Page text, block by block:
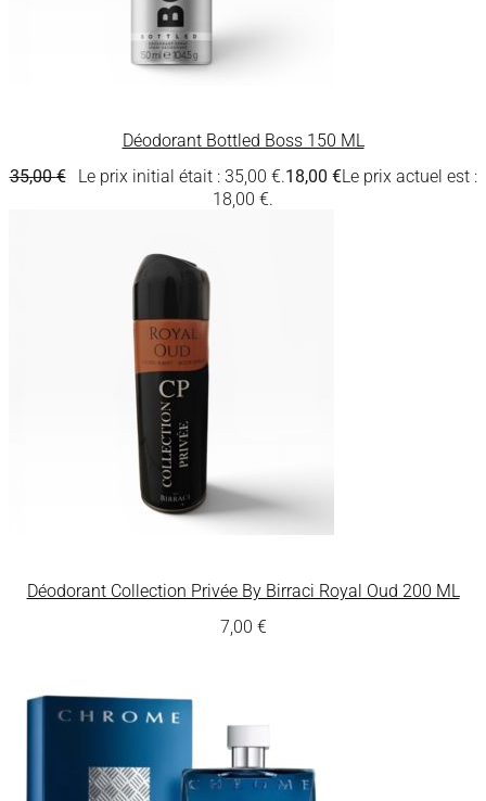
Déodorant Bottled Boss 150 ML
35,00€ Le prix initial était : 35,00 €.18,00 €Le prix actuel est :
18,00 €.
Déodorant Collection Privée By Birraci Royal Oud 200 ML
7,00 €